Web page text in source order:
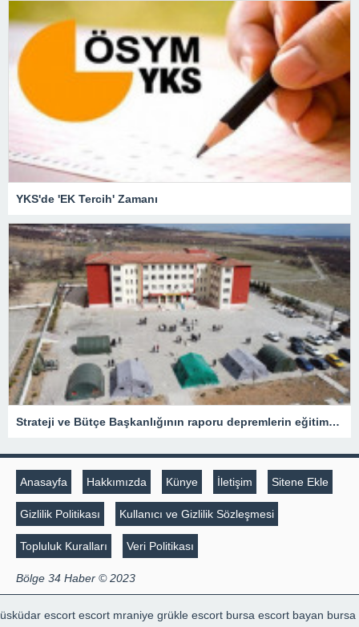
YKS'de 'EK Tercih' Zamanı
Strateji ve Bütçe Başkanlığının raporu depremlerin eğitime etkisini ortaya koydu
Anasayfa Hakkımızda Künye İletişim Sitene Ekle
Gizlilik Politikası Kullanıcı ve Gizlilik Sözleşmesi
Topluluk Kuralları Veri Politikası
Bölge 34 Haber © 2023
üsküdar escort escort mraniye grükle escort bursa escort bayan bursa